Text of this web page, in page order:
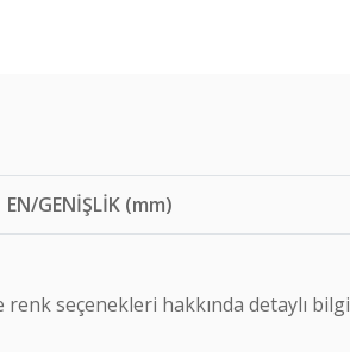
EN/GENİŞLİK (mm)
seçenekleri hakkında detaylı